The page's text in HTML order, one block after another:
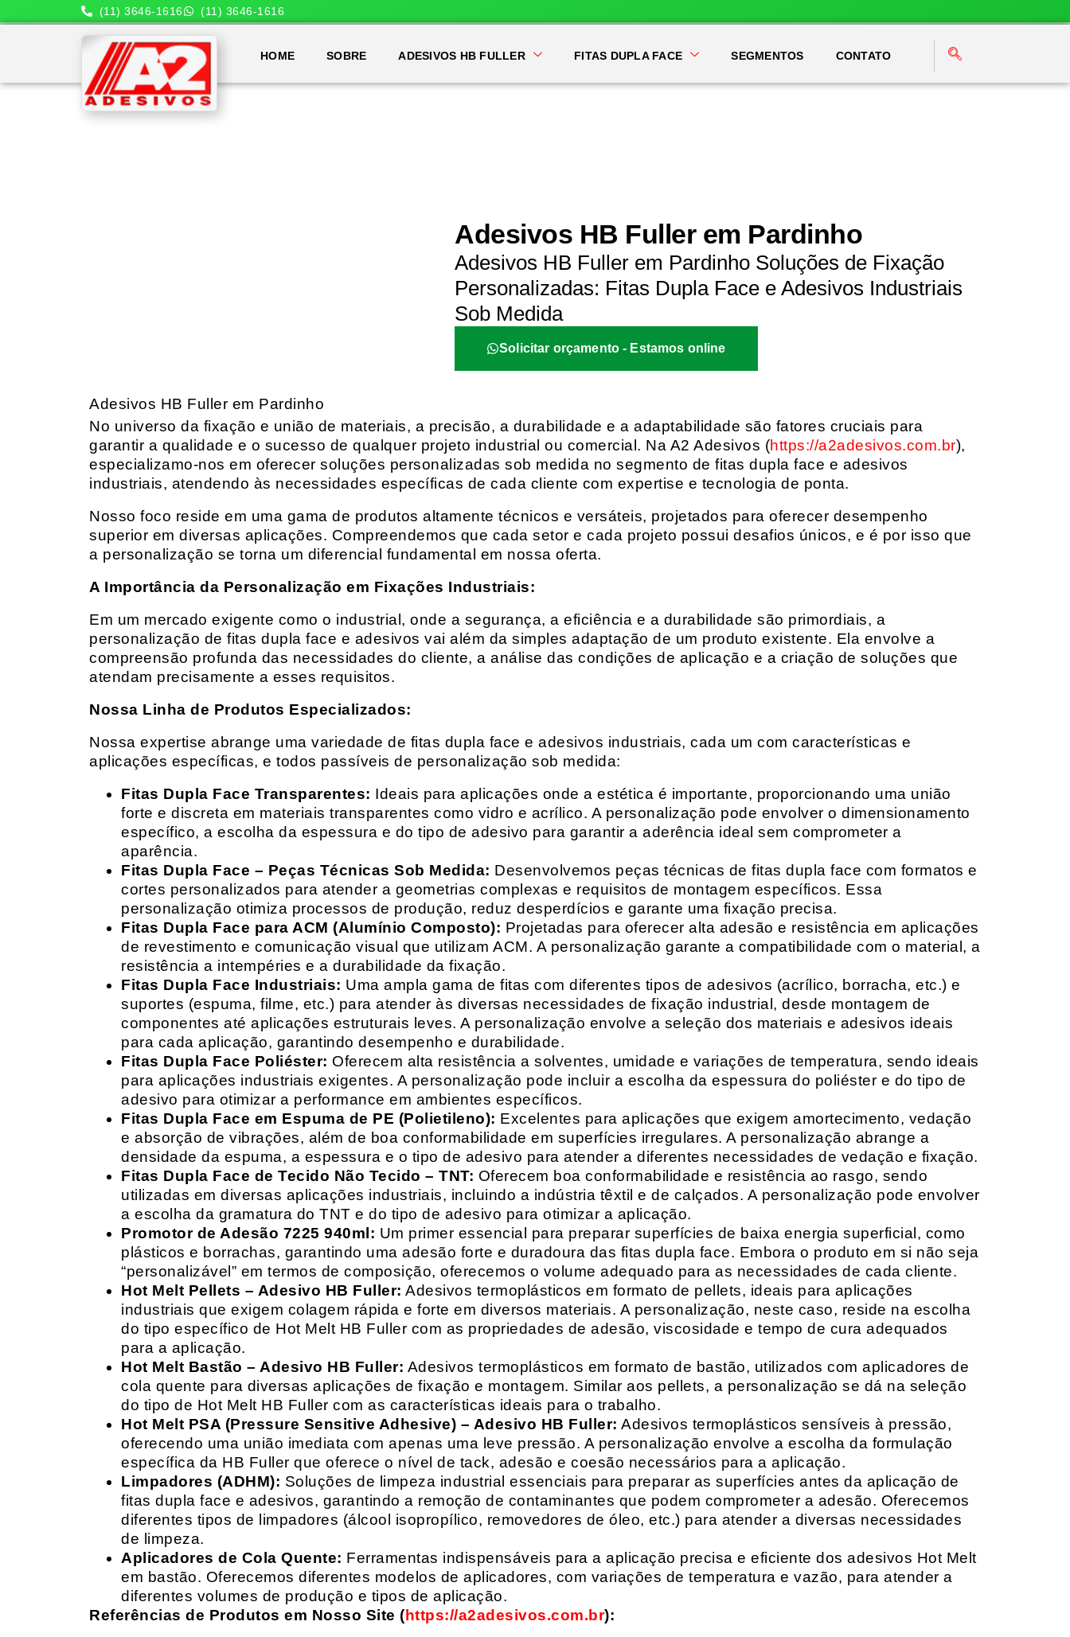
(11) 3646-1616 (11) 3646-1616
HOME SOBRE ADESIVOS HB FULLER FITAS DUPLA FACE SEGMENTOS CONTATO
Adesivos HB Fuller em Pardinho
Adesivos HB Fuller em Pardinho Soluções de Fixação
Personalizadas: Fitas Dupla Face e Adesivos Industriais
Sob Medida
Solicitar orçamento - Estamos online
Adesivos HB Fuller em Pardinho
No universo da fixação e união de materiais, a precisão, a durabilidade e a adaptabilidade são fatores cruciais para
garantir a qualidade e o sucesso de qualquer projeto industrial ou comercial. Na A2 Adesivos (https://a2adesivos.com.br),
especializamo-nos em oferecer soluções personalizadas sob medida no segmento de fitas dupla face e adesivos
industriais, atendendo às necessidades específicas de cada cliente com expertise e tecnologia de ponta.
Nosso foco reside em uma gama de produtos altamente técnicos e versáteis, projetados para oferecer desempenho
superior em diversas aplicações. Compreendemos que cada setor e cada projeto possui desafios únicos, e é por isso que
a personalização se torna um diferencial fundamental em nossa oferta.
A Importância da Personalização em Fixações Industriais:
Em um mercado exigente como o industrial, onde a segurança, a eficiência e a durabilidade são primordiais, a
personalização de fitas dupla face e adesivos vai além da simples adaptação de um produto existente. Ela envolve a
compreensão profunda das necessidades do cliente, a análise das condições de aplicação e a criação de soluções que
atendam precisamente a esses requisitos.
Nossa Linha de Produtos Especializados:
Nossa expertise abrange uma variedade de fitas dupla face e adesivos industriais, cada um com características e
aplicações específicas, e todos passíveis de personalização sob medida:
Fitas Dupla Face Transparentes: Ideais para aplicações onde a estética é importante, proporcionando uma união
forte e discreta em materiais transparentes como vidro e acrílico. A personalização pode envolver o dimensionamento
específico, a escolha da espessura e do tipo de adesivo para garantir a aderência ideal sem comprometer a
aparência.
Fitas Dupla Face – Peças Técnicas Sob Medida: Desenvolvemos peças técnicas de fitas dupla face com formatos e
cortes personalizados para atender a geometrias complexas e requisitos de montagem específicos. Essa
personalização otimiza processos de produção, reduz desperdícios e garante uma fixação precisa.
Fitas Dupla Face para ACM (Alumínio Composto): Projetadas para oferecer alta adesão e resistência em aplicações
de revestimento e comunicação visual que utilizam ACM. A personalização garante a compatibilidade com o material, a
resistência a intempéries e a durabilidade da fixação.
Fitas Dupla Face Industriais: Uma ampla gama de fitas com diferentes tipos de adesivos (acrílico, borracha, etc.) e
suportes (espuma, filme, etc.) para atender às diversas necessidades de fixação industrial, desde montagem de
componentes até aplicações estruturais leves. A personalização envolve a seleção dos materiais e adesivos ideais
para cada aplicação, garantindo desempenho e durabilidade.
Fitas Dupla Face Poliéster: Oferecem alta resistência a solventes, umidade e variações de temperatura, sendo ideais
para aplicações industriais exigentes. A personalização pode incluir a escolha da espessura do poliéster e do tipo de
adesivo para otimizar a performance em ambientes específicos.
Fitas Dupla Face em Espuma de PE (Polietileno): Excelentes para aplicações que exigem amortecimento, vedação
e absorção de vibrações, além de boa conformabilidade em superfícies irregulares. A personalização abrange a
densidade da espuma, a espessura e o tipo de adesivo para atender a diferentes necessidades de vedação e fixação.
Fitas Dupla Face de Tecido Não Tecido – TNT: Oferecem boa conformabilidade e resistência ao rasgo, sendo
utilizadas em diversas aplicações industriais, incluindo a indústria têxtil e de calçados. A personalização pode envolver
a escolha da gramatura do TNT e do tipo de adesivo para otimizar a aplicação.
Promotor de Adesão 7225 940ml: Um primer essencial para preparar superfícies de baixa energia superficial, como
plásticos e borrachas, garantindo uma adesão forte e duradoura das fitas dupla face. Embora o produto em si não seja
“personalizável” em termos de composição, oferecemos o volume adequado para as necessidades de cada cliente.
Hot Melt Pellets – Adesivo HB Fuller: Adesivos termoplásticos em formato de pellets, ideais para aplicações
industriais que exigem colagem rápida e forte em diversos materiais. A personalização, neste caso, reside na escolha
do tipo específico de Hot Melt HB Fuller com as propriedades de adesão, viscosidade e tempo de cura adequados
para a aplicação.
Hot Melt Bastão – Adesivo HB Fuller: Adesivos termoplásticos em formato de bastão, utilizados com aplicadores de
cola quente para diversas aplicações de fixação e montagem. Similar aos pellets, a personalização se dá na seleção
do tipo de Hot Melt HB Fuller com as características ideais para o trabalho.
Hot Melt PSA (Pressure Sensitive Adhesive) – Adesivo HB Fuller: Adesivos termoplásticos sensíveis à pressão,
oferecendo uma união imediata com apenas uma leve pressão. A personalização envolve a escolha da formulação
específica da HB Fuller que oferece o nível de tack, adesão e coesão necessários para a aplicação.
Limpadores (ADHM): Soluções de limpeza industrial essenciais para preparar as superfícies antes da aplicação de
fitas dupla face e adesivos, garantindo a remoção de contaminantes que podem comprometer a adesão. Oferecemos
diferentes tipos de limpadores (álcool isopropílico, removedores de óleo, etc.) para atender a diversas necessidades
de limpeza.
Aplicadores de Cola Quente: Ferramentas indispensáveis para a aplicação precisa e eficiente dos adesivos Hot Melt
em bastão. Oferecemos diferentes modelos de aplicadores, com variações de temperatura e vazão, para atender a
diferentes volumes de produção e tipos de aplicação.
Referências de Produtos em Nosso Site (https://a2adesivos.com.br):